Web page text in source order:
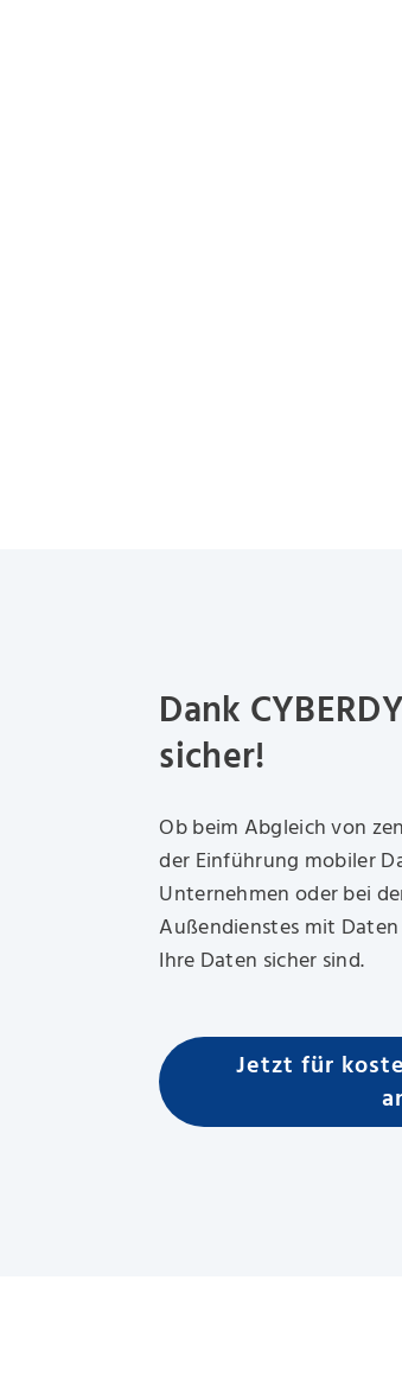
Dank
sicher!
Ob beim Abgleich von
der Einführung mobiler
Unternehmen oder bei
Außendienstes mit Daten
Ihre Daten sicher sind.
Jetzt für